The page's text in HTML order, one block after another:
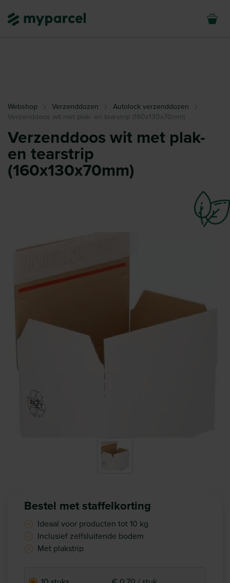
Webshop Verzenddozen
Autolock verzenddozen
Verzenddoos wit met plak- en tearstrip (160x130x70mm)
Verzenddoos wit met plak-
en tearstrip
(160x130x70mm)
Bestel met staffelkorting
Ideaal voor producten tot 10 kg
Inclusief zelfsluitende bodem
Met plakstrip